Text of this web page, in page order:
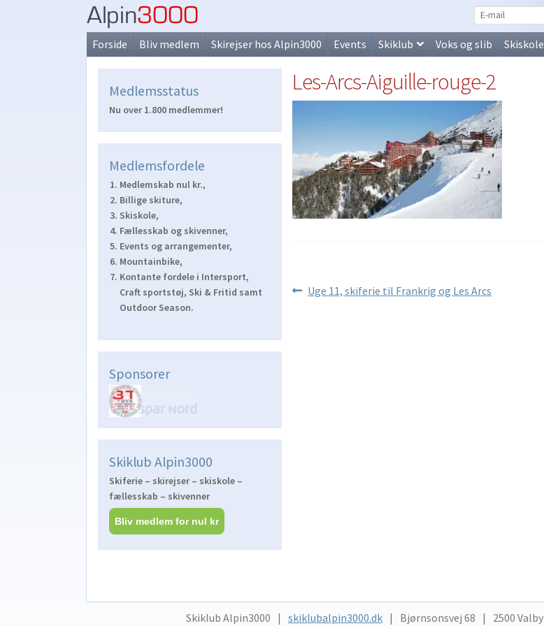
Spring
til
navigation
Spring
til
indhold
Forside Bliv medlem Skirejser hos Alpin3000 Events Skiklub Voks og slib Skiskole
Les-Arcs-Aiguille-rouge-2
Indlægsnavigation
Forrige
Uge 11, skiferie til Frankrig og Les Arcs
Medlemsstatus
Nu over 1.800 medlemmer!
Medlemsfordele
Medlemskab nul kr.,
Billige skiture,
Skiskole,
Fællesskab og skivenner,
Events og arrangementer,
Mountainbike,
Kontante fordele i Intersport,
Craft sportstøj, Ski & Fritid samt
Outdoor Season.
Sponsorer
Skiklub Alpin3000
Skiferie – skirejser – skiskole –
fællesskab – skivenner
Bliv medlem for nul kr
Skiklub Alpin3000 skiklubalpin3000.dk Bjørnsonsvej 68 2500 Valby